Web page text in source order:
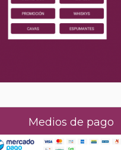
Medios de pago